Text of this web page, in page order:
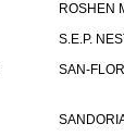
ROSHEN
S.E.P.
SAN-